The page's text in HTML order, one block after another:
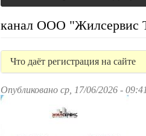
канал ООО
Что даёт регистрация на сайте
Опубликовано ср, 17/06/2026 -